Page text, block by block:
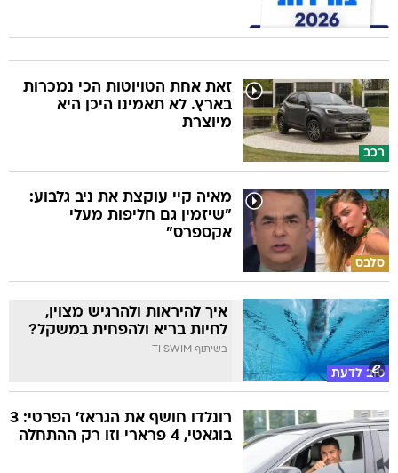
רכב
זאת אחת הטויוטות הכי נמכרות
בארץ. לא תאמינו היכן היא
מיוצרת
סלבס
מאיה קיי עוקצת את ניב גלבוע:
"שיזמין גם חליפות מעלי
אקספרס"
טוב לדעת
איך להיראות ולהרגיש מצוין,
לחיות בריא ולהפחית במשקל?
בשיתוף TI SWIM
רונלדו חושף את הגראז' הפרטי: 3
בוגאטי, 4 פרארי וזו רק ההתחלה